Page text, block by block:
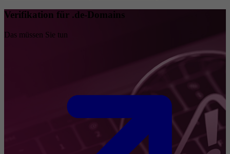
Verifikation für .de-Domains
Das müssen Sie tun